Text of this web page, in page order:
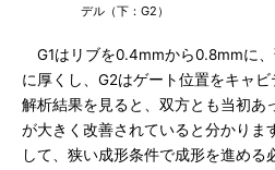
デル（下：G2）
G1はリブを0.4mmから0.8mmに
に厚くし、G2はゲート位置をキャビ
解析結果を見ると、双方とも当初あ
が大きく改善されていると分かりま
して、狭い成形条件で成形を進め